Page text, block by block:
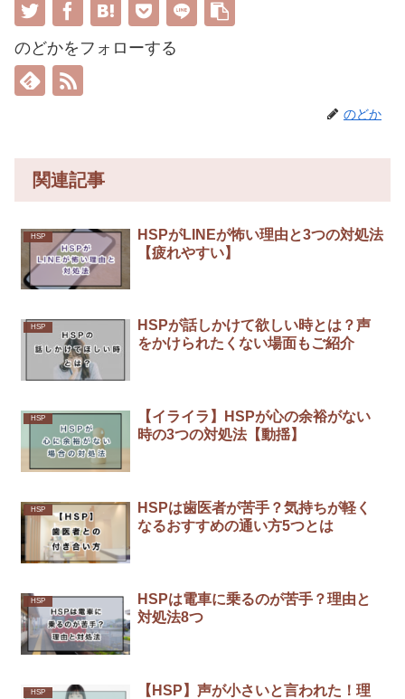
のどかをフォローする
のどか
関連記事
HSP
HSPがLINEが怖い理由と3つの対処法
【疲れやすい】
HSP
HSPが話しかけて欲しい時とは？声
をかけられたくない場面もご紹介
HSP
【イライラ】HSPが心の余裕がない
時の3つの対処法【動揺】
HSP
HSPは歯医者が苦手？気持ちが軽く
なるおすすめの通い方5つとは
HSP
HSPは電車に乗るのが苦手？理由と
対処法8つ
HSP
【HSP】声が小さいと言われた！理